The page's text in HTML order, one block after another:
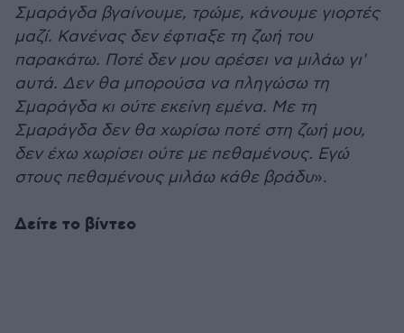
Σμαράγδα βγαίνουμε, τρώμε, κάνουμε γιορτές
μαζί. Κανένας δεν έφτιαξε τη ζωή του
παρακάτω. Ποτέ δεν μου αρέσει να μιλάω γι'
αυτά. Δεν θα μπορούσα να πληγώσω τη
Σμαράγδα κι ούτε εκείνη εμένα. Με τη
Σμαράγδα δεν θα χωρίσω ποτέ στη ζωή μου,
δεν έχω χωρίσει ούτε με πεθαμένους. Εγώ
στους πεθαμένους μιλάω κάθε βράδυ».
Δείτε το βίντεο